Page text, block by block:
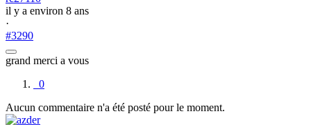
il y a environ 8 ans
·
#3290
grand merci a vous
0
Aucun commentaire n'a été posté pour le moment.